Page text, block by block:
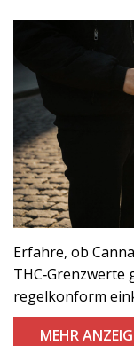
Erfahre, ob
THC‑Grenzwerte
regelkonform
MEHR